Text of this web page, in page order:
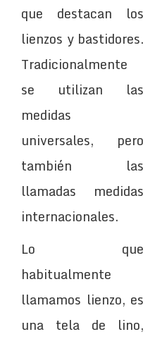
que destacan los
lienzos y bastidores.
Tradicionalmente
se utilizan las
medidas
universales, pero
también las
llamadas medidas
internacionales.
Lo que
habitualmente
llamamos lienzo, es
una tela de lino,